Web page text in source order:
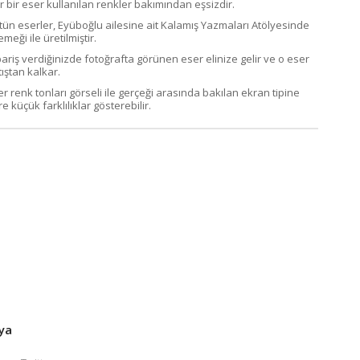
bir eser kullanılan renkler bakımından eşsizdir.
eserler, Eyüboğlu ailesine ait Kalamış Yazmaları Atölyesinde
ile üretilmiştir.
verdiğinizde fotoğrafta görünen eser elinize gelir ve o eser
kalkar.
renk tonları görseli ile gerçeği arasında bakılan ekran tipine
küçük farklılıklar gösterebilir.